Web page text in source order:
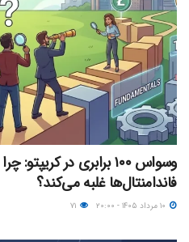
وسواس ۱۰۰ برابری در
فاندامنتال‌ها غلبه می‌کند؟